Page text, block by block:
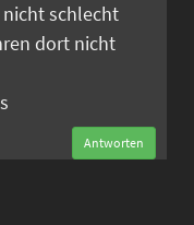
nicht schlecht
dort nicht
Antworten